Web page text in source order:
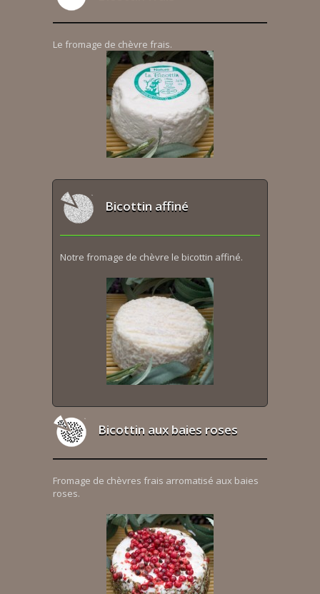
Le fromage de chèvre frais.
Bicottin affiné
Notre fromage de chèvre le bicottin affiné.
Bicottin aux baies roses
Fromage de chèvres frais arromatisé aux baies
roses.